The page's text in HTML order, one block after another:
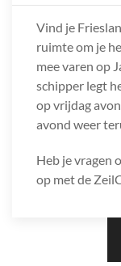
Vind je
ruimte om je
mee varen op
schipper legt
op vrijdag
avond weer
Heb je vragen
op met de